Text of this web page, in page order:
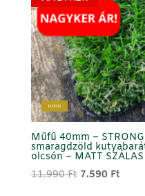
LUXUS
Műfű 40mm –
smaragdzöld
olcsón – MATT
11.990Ft Original
7.590 Ft